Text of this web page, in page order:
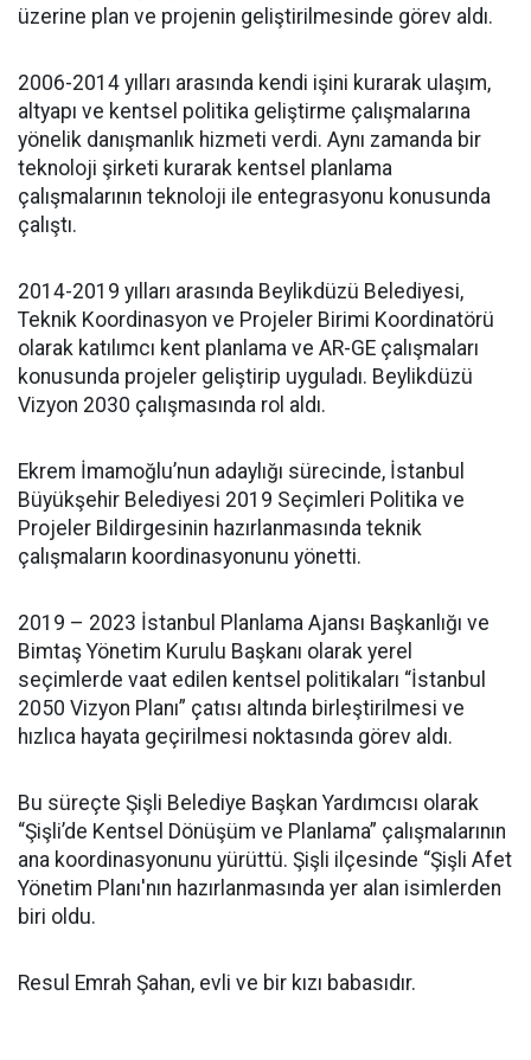
üzerine plan ve projenin geliştirilmesinde görev aldı.
2006-2014 yılları arasında kendi işini kurarak ulaşım,
altyapı ve kentsel politika geliştirme çalışmalarına
yönelik danışmanlık hizmeti verdi. Aynı zamanda bir
teknoloji şirketi kurarak kentsel planlama
çalışmalarının teknoloji ile entegrasyonu konusunda
çalıştı.
2014-2019 yılları arasında Beylikdüzü Belediyesi,
Teknik Koordinasyon ve Projeler Birimi Koordinatörü
olarak katılımcı kent planlama ve AR-GE çalışmaları
konusunda projeler geliştirip uyguladı. Beylikdüzü
Vizyon 2030 çalışmasında rol aldı.
Ekrem İmamoğlu’nun adaylığı sürecinde, İstanbul
Büyükşehir Belediyesi 2019 Seçimleri Politika ve
Projeler Bildirgesinin hazırlanmasında teknik
çalışmaların koordinasyonunu yönetti.
2019 – 2023 İstanbul Planlama Ajansı Başkanlığı ve
Bimtaş Yönetim Kurulu Başkanı olarak yerel
seçimlerde vaat edilen kentsel politikaları “İstanbul
2050 Vizyon Planı” çatısı altında birleştirilmesi ve
hızlıca hayata geçirilmesi noktasında görev aldı.
Bu süreçte Şişli Belediye Başkan Yardımcısı olarak
“Şişli’de Kentsel Dönüşüm ve Planlama” çalışmalarının
ana koordinasyonunu yürüttü. Şişli ilçesinde “Şişli Afet
Yönetim Planı'nın hazırlanmasında yer alan isimlerden
biri oldu.
Resul Emrah Şahan, evli ve bir kızı babasıdır.